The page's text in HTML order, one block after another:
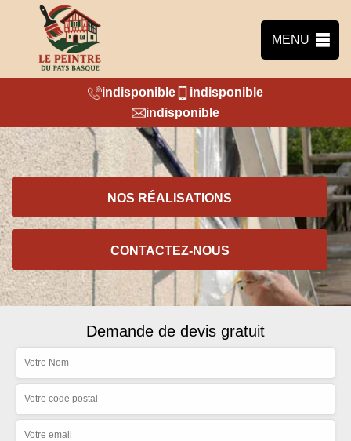
MENU
indisponible
indisponible
indisponible
NOS RÉALISATIONS
CONTACTEZ-NOUS
Demande de devis gratuit